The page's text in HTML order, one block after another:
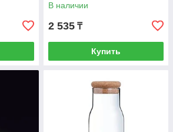
В наличии
2 535 ₸
Купить